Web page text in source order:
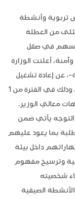
تربوية وأنشطة
من العطلة
وتُسهم في صقل
أعلنت الوزارة
، عن إعادة تشغيل
الأندية الصيفية المدرسية خلال عطلة الصيف، وذلك في الفترة من 1
التوجه يأتي ضمن
بما يعود عليهم
داخل بيئة
وترسيخ مفهوم
شخصيته
الصيفية